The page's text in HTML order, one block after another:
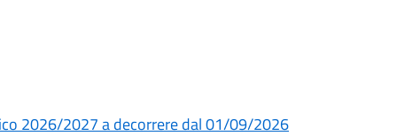
2026/2027 a decorrere dal 01/09/2026